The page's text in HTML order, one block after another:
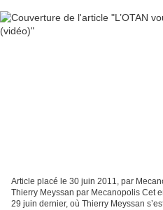
Article placé le 30 juin 2011, par
Thierry Meyssan par Mecanopolis Cet
29 juin dernier, où Thierry Meyssan